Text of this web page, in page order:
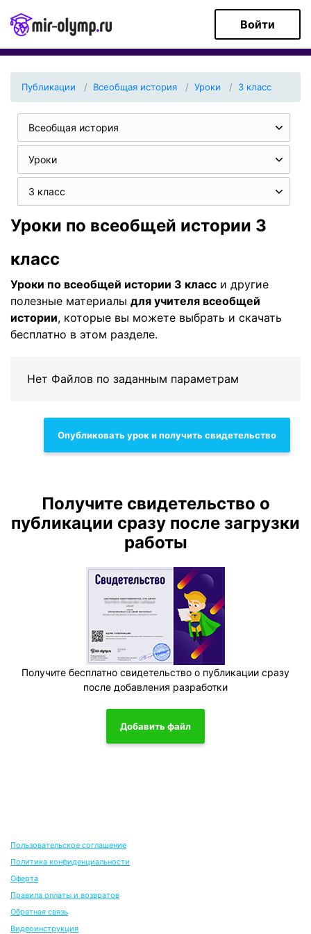
Войти
Публикации Всеобщая история Уроки 3 класс
Всеобщая история
Уроки
3 класс
Уроки по всеобщей истории 3
класс
Уроки по всеобщей истории 3 класс и другие
полезные материалы для учителя всеобщей
истории, которые вы можете выбрать и скачать
бесплатно в этом разделе.
Нет Файлов по заданным параметрам
Опубликовать урок и получить свидетельство
Получите свидетельство о
публикации сразу после загрузки
работы
Получите бесплатно свидетельство о публикации сразу
после добавления разработки
Добавить файл
Пользовательское соглашение
Политика конфиденциальности
Оферта
Правила оплаты и возвратов
Обратная связь
Видеоинструкция